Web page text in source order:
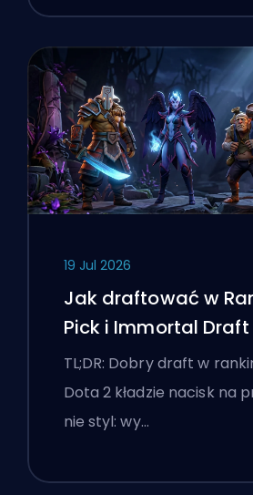
19 Jul 2026
Jak draftować w
Pick i Immortal Draft
TL;DR: Dobry draft w
Dota 2 kładzie nacisk na
nie styl: wy…